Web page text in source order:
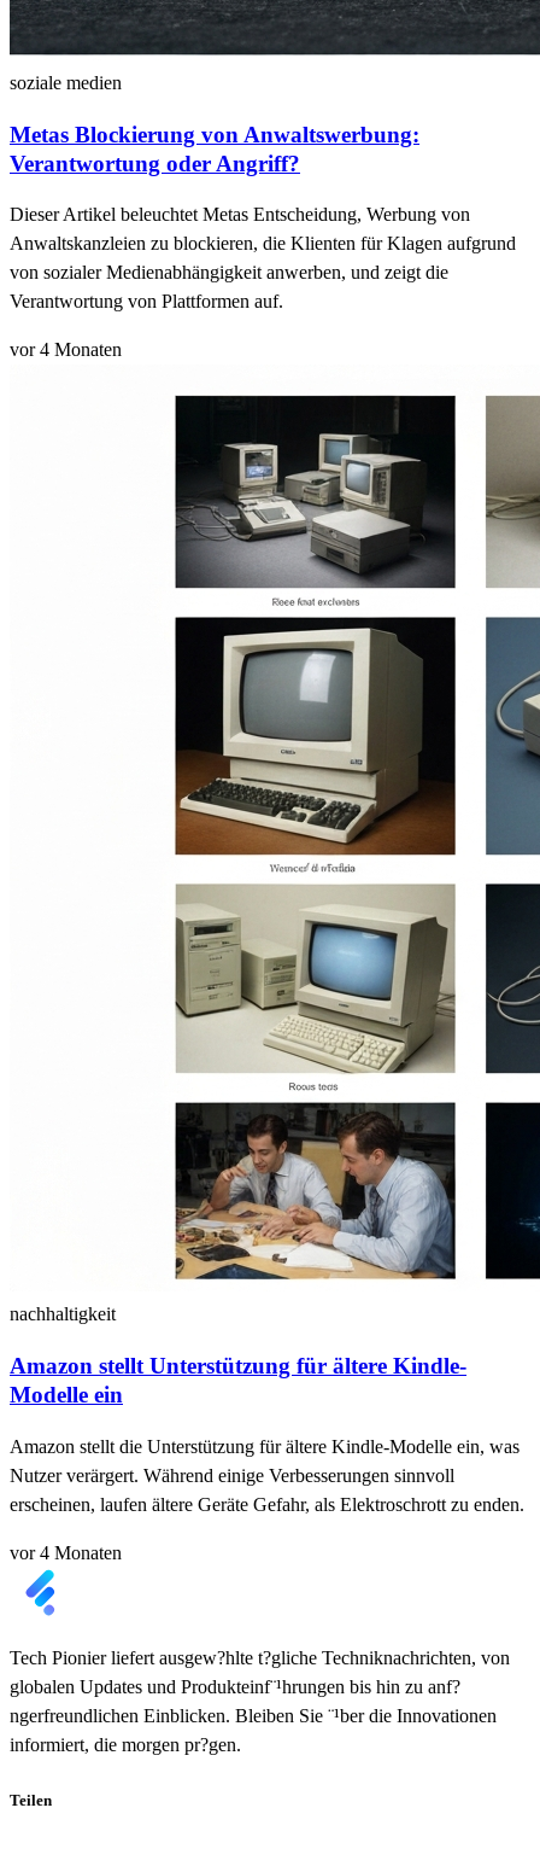
soziale medien
Metas Blockierung von Anwaltswerbung:
Verantwortung oder Angriff?
Dieser Artikel beleuchtet Metas Entscheidung, Werbung von
Anwaltskanzleien zu blockieren, die Klienten für Klagen aufgrund
von sozialer Medienabhängigkeit anwerben, und zeigt die
Verantwortung von Plattformen auf.
vor 4 Monaten
nachhaltigkeit
Amazon stellt Unterstützung für ältere Kindle-
Modelle ein
Amazon stellt die Unterstützung für ältere Kindle-Modelle ein, was
Nutzer verärgert. Während einige Verbesserungen sinnvoll
erscheinen, laufen ältere Geräte Gefahr, als Elektroschrott zu enden.
vor 4 Monaten
Tech Pionier liefert ausgew?hlte t?gliche Techniknachrichten, von
globalen Updates und Produkteinf¨¹hrungen bis hin zu anf?
ngerfreundlichen Einblicken. Bleiben Sie ¨¹ber die Innovationen
informiert, die morgen pr?gen.
Teilen